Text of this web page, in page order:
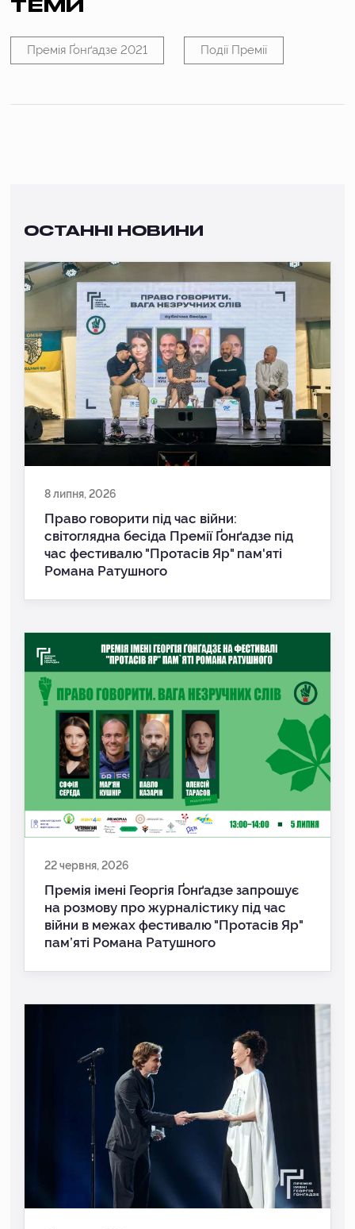
ТЕМИ
Премія Ґонґадзе 2021 Події Премії
ОСТАННІ НОВИНИ
8 липня, 2026
Право говорити під час війни:
світоглядна бесіда Премії Ґонґадзе під
час фестивалю "Протасів Яр" пам'яті
Романа Ратушного
22 червня, 2026
Премія імені Георгія Ґонґадзе запрошує
на розмову про журналістику під час
війни в межах фестивалю "Протасів Яр"
пам’яті Романа Ратушного